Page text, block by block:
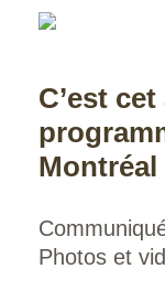
C’est
Montréal
Photos et